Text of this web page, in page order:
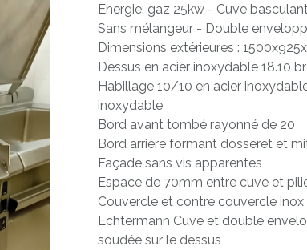
Energie: gaz 25kw - Cuve
Sans mélangeur - Double
Dimensions extérieures :
Dessus en acier inoxydable 18.10
Habillage 10/10 en acier
inoxydable
Bord avant tombé rayonné de 20
Bord arrière formant dosseret et
Façade sans vis apparentes
Espace de 70mm entre cuve et
Couvercle et contre couvercle
Echtermann Cuve et double
soudée sur le dessus